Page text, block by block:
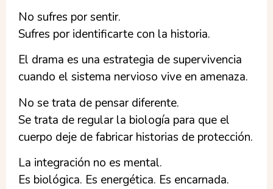
No sufres por sentir.
Sufres por identificarte con la historia.
El drama es una estrategia de supervivencia
cuando el sistema nervioso vive en amenaza.
No se trata de pensar diferente.
Se trata de regular la biología para que el
cuerpo deje de fabricar historias de protección.
La integración no es mental.
Es biológica. Es energética. Es encarnada.